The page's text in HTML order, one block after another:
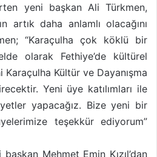
yeni başkan Ali Türkmen,
artık daha anlamlı olacağını
“Karaçulha çok köklü bir
olarak Fethiye’de kültürel
Kültür ve Dayanışma
Yeni üye katılımları ile
yapacağız. Bize yeni bir
teşekkür ediyorum”
Mehmet Emin Kızıl’dan